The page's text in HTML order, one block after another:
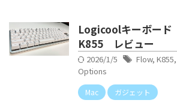
Logicoolキーボー
K855 レビュー
2026/1/5 Flow, K855,
Options
Mac ガジェット